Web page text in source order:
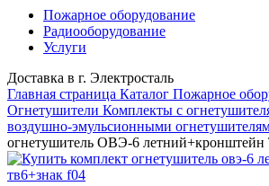
Пожарное оборудование
Радиооборудование
Услуги
Доставка в г. Электросталь
Главная страница Каталог Пожарное
Огнетушители Комплекты c
воздушно-эмульсионными
огнетушитель ОВЭ-6 летний+кронштейн